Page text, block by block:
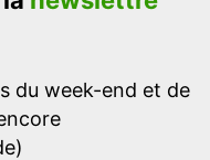
du week-end et de